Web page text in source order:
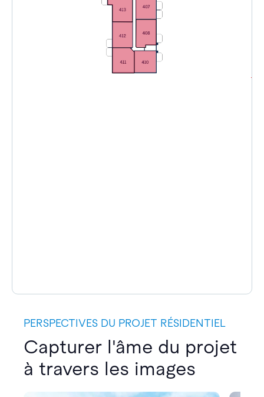
PERSPECTIVES DU PROJET RÉSIDENTIEL
Capturer l'âme du projet
à travers les images